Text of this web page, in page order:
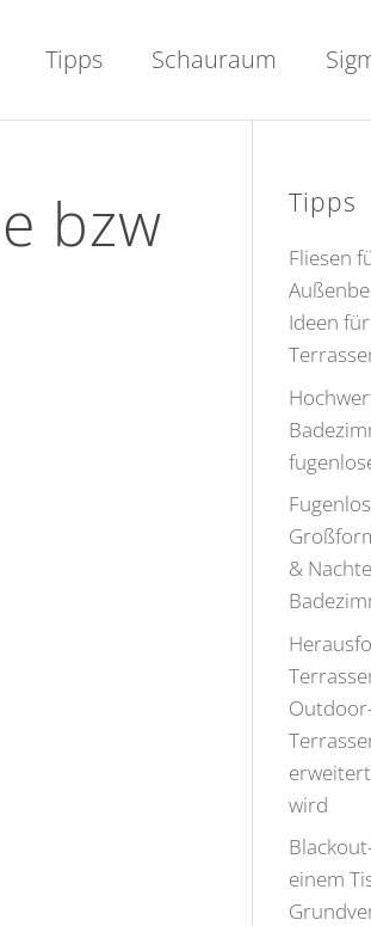
Tipps Schauraum
bzw
Tipps
Fliesen
Ideen
&
wird
einem